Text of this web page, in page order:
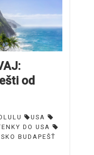
od
USA
DO USA
BUDAPEŠŤ